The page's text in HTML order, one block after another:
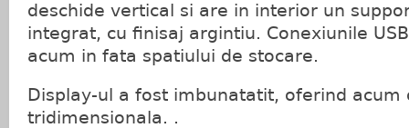
deschide vertical si are in interior un
integrat, cu finisaj argintiu. Conexiunile
acum in fata spatiului de stocare.
Display-ul a fost imbunatatit, oferind
tridimensionala. .